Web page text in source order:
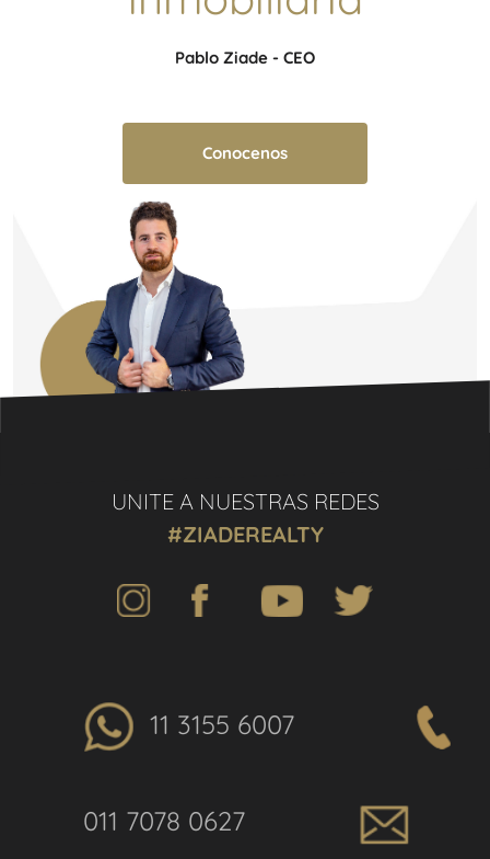
Pablo Ziade - CEO
Conocenos
UNITE A NUESTRAS REDES
#ZIADEREALTY
11 3155 6007
011 7078 0627